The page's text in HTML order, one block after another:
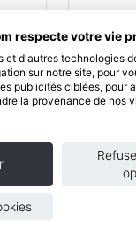
73
respecte votre vie
et d'autres technologies
sur notre site, pour
publicités ciblées, pour
la provenance de nos